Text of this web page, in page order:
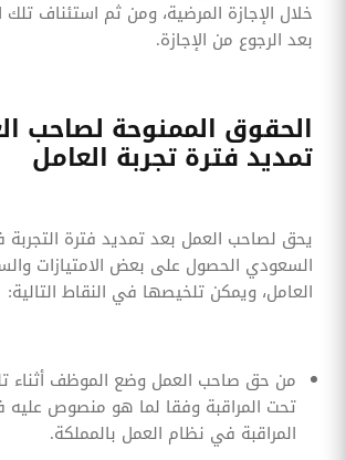
خلال الإجازة المرضية، ومن ثم استئناف
بعد الرجوع من الإجازة.
الحقوق الممنوحة لصاحب
تمديد فترة تجربة العامل
يحق لصاحب العمل بعد تمديد فترة
السعودي الحصول على بعض الامتيازات
العامل، ويمكن تلخيصها في النقاط التالية:
من حق صاحب العمل وضع الموظف أثناء
تحت المراقبة وفقا لما هو منصوص
المراقبة في نظام العمل بالمملكة.